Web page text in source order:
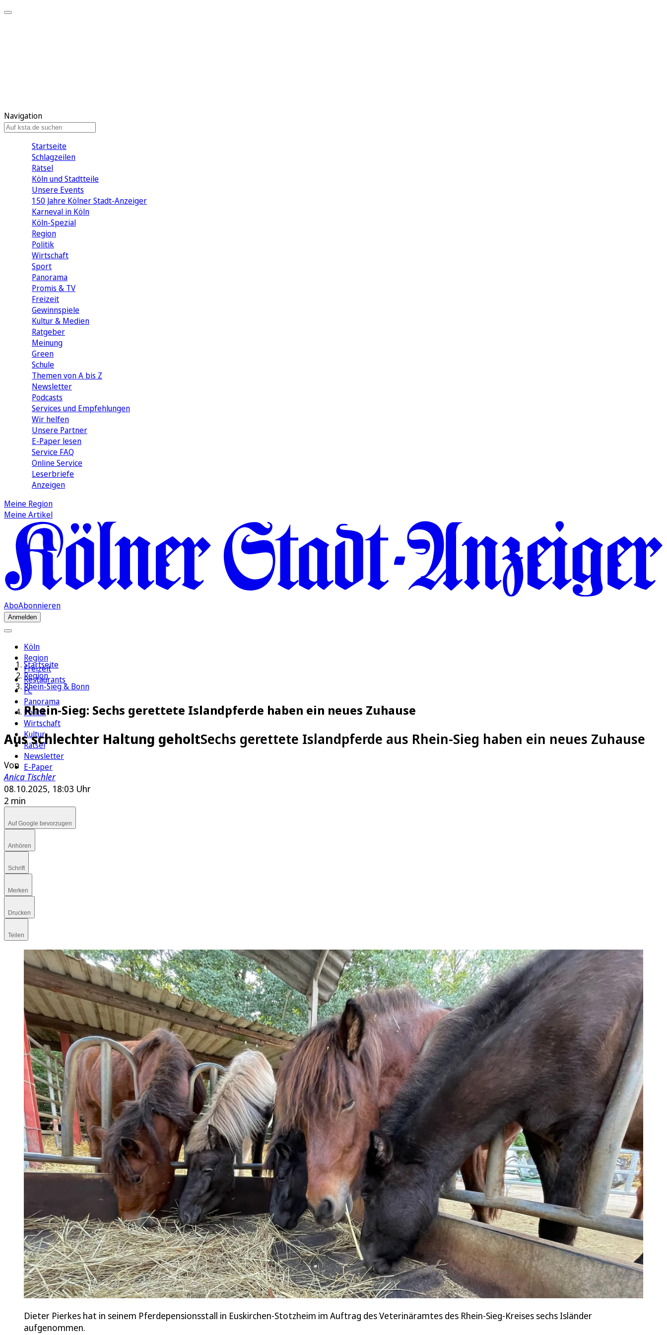
Navigation
Startseite
Schlagzeilen
Rätsel
Köln und Stadtteile
Unsere Events
150 Jahre Kölner Stadt-Anzeiger
Karneval in Köln
Köln-Spezial
Region
Politik
Wirtschaft
Sport
Panorama
Promis & TV
Freizeit
Gewinnspiele
Kultur & Medien
Ratgeber
Meinung
Green
Schule
Themen von A bis Z
Newsletter
Podcasts
Services und Empfehlungen
Wir helfen
Unsere Partner
E-Paper lesen
Service FAQ
Online Service
Leserbriefe
Anzeigen
Meine Region
Meine Artikel
AboAbonnieren
Anmelden
Köln
Region
Freizeit
Restaurants
FC
Panorama
Politik
Wirtschaft
Kultur
Rätsel
Newsletter
E-Paper
Startseite
Region
Rhein-Sieg & Bonn
Rhein-Sieg: Sechs gerettete Islandpferde haben ein neues Zuhause
Aus schlechter Haltung geholtSechs gerettete Islandpferde aus Rhein-Sieg haben ein neues Zuhause
Von
Anica Tischler
08.10.2025, 18:03 Uhr
2 min
Auf Google bevorzugen
Anhören
Schrift
Merken
Drucken
Teilen
Dieter Pierkes hat in seinem Pferdepensionsstall in Euskirchen-Stotzheim im Auftrag des Veterinäramtes des Rhein-Sieg-Kreises sechs Isländer
aufgenommen.